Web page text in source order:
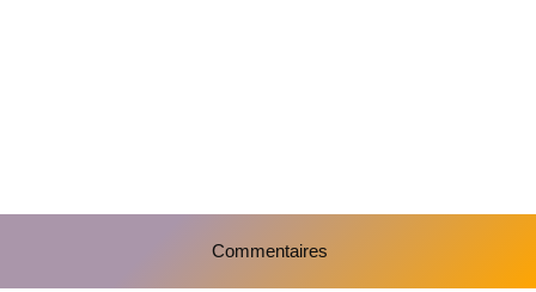
Commentaires